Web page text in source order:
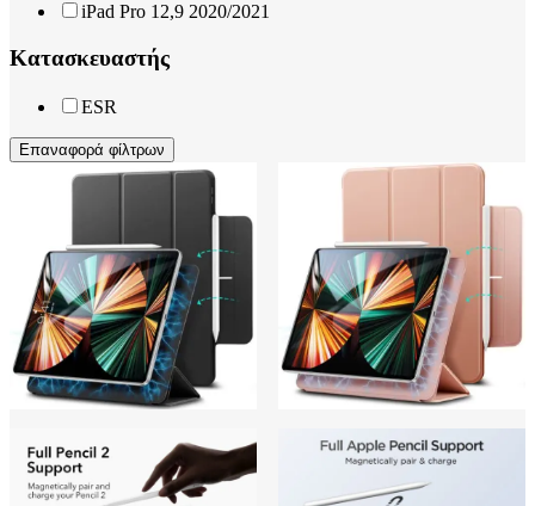
iPad Pro 12,9 2020/2021
Κατασκευαστής
ESR
Επαναφορά φίλτρων